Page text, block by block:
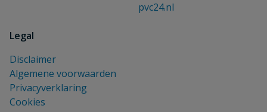
pvc24.nl
Legal
Disclaimer
Algemene voorwaarden
Privacyverklaring
Cookies